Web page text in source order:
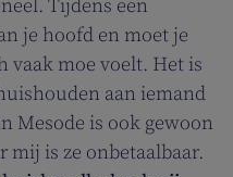
Tijdens een
je hoofd en moet je
vaak moe voelt. Het is
aan iemand
Mesode is ook gewoon
mij is ze onbetaalbaar.